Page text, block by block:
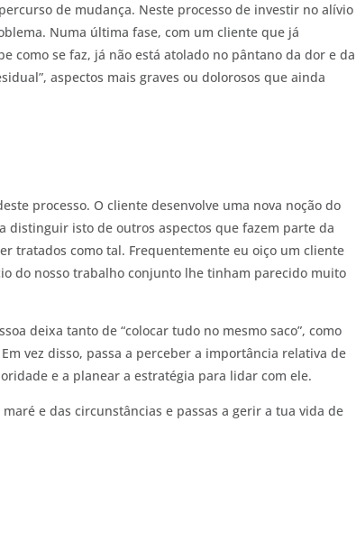
de mudança. Neste processo de investir no alívio
Numa última fase, com um cliente que já
como se faz, já não está atolado no pântano da dor e da
aspectos mais graves ou dolorosos que ainda
processo. O cliente desenvolve uma nova noção do
distinguir isto de outros aspectos que fazem parte da
tratados como tal. Frequentemente eu oiço um cliente
do nosso trabalho conjunto lhe tinham parecido muito
deixa tanto de “colocar tudo no mesmo saco”, como
vez disso, passa a perceber a importância relativa de
e a planear a estratégia para lidar com ele.
e das circunstâncias e passas a gerir a tua vida de